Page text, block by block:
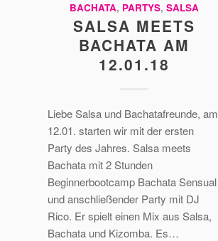
BACHATA, PARTYS,SALSA
SALSA MEETS
BACHATA AM
12.01.18
Liebe Salsa und Bachatafreunde, am
12.01. starten wir mit der ersten
Party des Jahres. Salsa meets
Bachata mit 2 Stunden
Beginnerbootcamp Bachata Sensual
und anschließender Party mit DJ
Rico. Er spielt einen Mix aus Salsa,
Bachata und Kizomba. Es…